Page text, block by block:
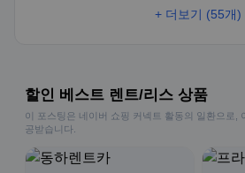
+ 더보기 (55개)
할인 베스트 렌트/리스 상품
이 포스팅은 네이버 쇼핑 커넥트 활동의 일환으로,
공받습니다.